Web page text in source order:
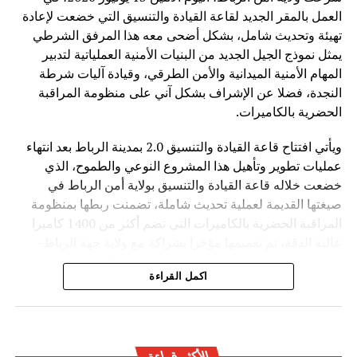
متاحة بشكل عادل وآمن لجميع الدول.
وفي ظل المنافسة العالمية المتزايدة في مجال الذكاء
الاصطناعي، تطرح الصين رؤية تقوم على اعتبار التكنولوجيا
جسراً للتعاون والتنمية، وليس مجالاً للصراع، مؤكدة أن مستقبل
الذكاء الاصطناعي يجب أن يكون قائماً على الحكمة البشرية
والمسؤولية المشتركة من أجل خدمة رفاهية الشعوب
العمل بالمقر الجديد لقاعة القيادة والتنسيق التي خضعت لإعادة
تهيئة وتحديث شامل، بشكل أضحى معه هذا المرفق الشرطي
يمثل نموذج الجيل الجديد من البنيات الأمنية العملياتية لتدبير
المهام الأمنية الميدانية والأمن الطرقي، وقيادة آليات شرطة
النجدة، فضلا عن الإشراف بشكل آني على منظومة المراقبة
الحضرية بالكاميرات.
ويأتي افتتاح قاعة القيادة والتنسيق 2.0 بمدينة الرباط بعد انتهاء
عمليات تطوير وتأهيل هذا المشروع النوعي والطموح، الذي
خضعت خلاله قاعة القيادة والتنسيق بولاية أمن الرباط في
صيغتها القديمة لعملية تحديث شاملة، تضمنت ربطها بمنظومة
المراقبة الحضرية بالكاميرات التي تضم أكثر من 1400 كاميرا
القنيطرة، فضلا عن تحديث بنيتها المعلوماتية التحتية من خلال
تدعيمها بمختلف أنظمة الاتصال ونقل البيانات التابعة للأمن
العمليات الأمنية الأساسية والحيوية ضمن بناية واحدة، تجمع بين
اكمل القراءة